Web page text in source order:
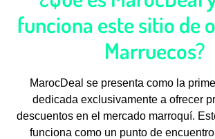
funciona este sitio de
Marruecos?
MarocDeal se presenta como la
dedicada exclusivamente a ofrecer
descuentos en el mercado marroquí.
funciona como un punto de